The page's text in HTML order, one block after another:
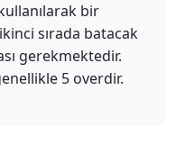
bir
sırada batacak
gerekmektedir.
5 overdir.